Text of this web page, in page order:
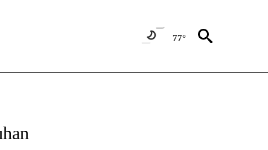
77°
NEW PAGES ON "NOTICIAS".